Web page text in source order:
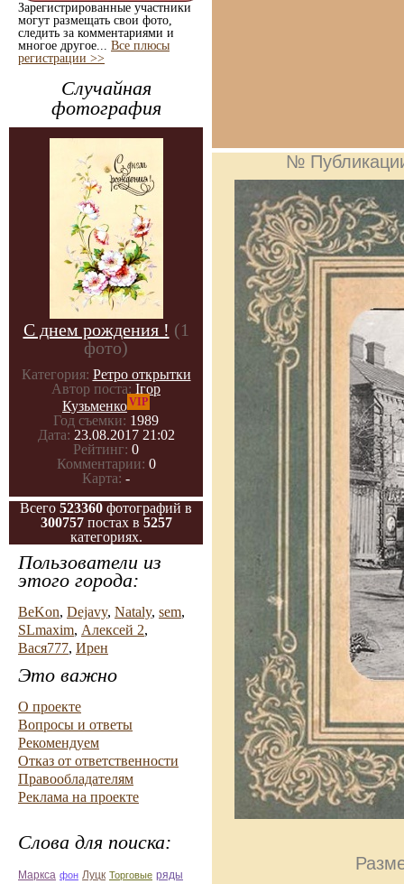
Зарегистрированные участники
могут размещать свои фото,
следить за комментариями и
многое другое... Все плюсы
регистрации >>
Случайная
фотография
С днем рождения ! (1
фото)
Категория: Ретро открытки
Автор поста: Ігор
КузьменкоVIP
Год съемки: 1989
Дата: 23.08.2017 21:02
Рейтинг: 0
Комментарии: 0
Карта: -
Всего 523360 фотографий в
300757постах в 5257
категориях.
Пользователи из
этого города:
BeKon, Dejavy, Nataly, sem,
SLmaxim, Алексей 2,
Вася777, Ирен
Это важно
О проекте
Вопросы и ответы
Рекомендуем
Отказ от ответственности
Правообладателям
Реклама на проекте
Слова для поиска:
Маркса фон Луцк Торговые ряды
№